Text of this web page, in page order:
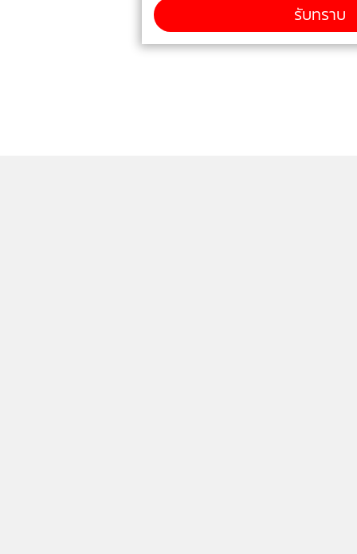
“ภราดร” ถกด่วนเยียวยาเหตุ รร.นนทบุรี เทียบเคียง 4
เหตุการณ์ที่ผ่านมา เสียชีวิตช่วยรายละ 1 ล้าน
รับทราบ